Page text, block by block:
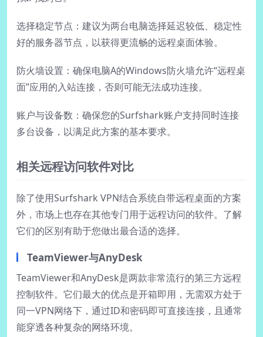
选择稳定节点：建议为两台电脑选择延迟较低、稳定性
好的服务器节点，以获得更流畅的远程桌面体验。
防火墙设置：确保电脑A的Windows防火墙允许“远程桌
面”应用的入站连接，否则可能无法成功连接。
账户与设备数：确保您的Surfshark账户支持同时连接
多台设备，以满足此方案的基本要求。
相关远程访问软件对比
除了使用Surfshark VPN结合系统自带远程桌面的方案
外，市场上也存在其他专门用于远程访问的软件。了解
它们的区别有助于您做出最合适的选择。
TeamViewer与AnyDesk
TeamViewer和AnyDesk是两款非常流行的第三方远程
控制软件。它们最大的优点是开箱即用，无需双方处于
同一VPN网络下，通过ID和密码即可直接连接，且通常
能穿透各种复杂的网络环境。